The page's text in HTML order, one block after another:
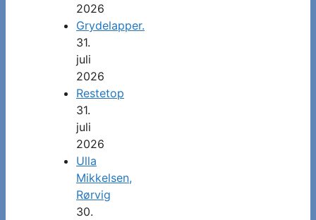
2026
Grydelapper.
31.
juli
2026
Restetop
31.
juli
2026
Ulla
Mikkelsen,
Rørvig
30.